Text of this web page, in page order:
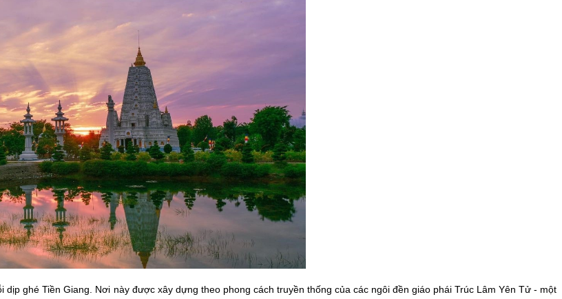
ghé Tiền Giang. Nơi này được xây dựng theo phong cách truyền thống của các ngôi đền giáo phái Trúc Lâm Yên Tử - một